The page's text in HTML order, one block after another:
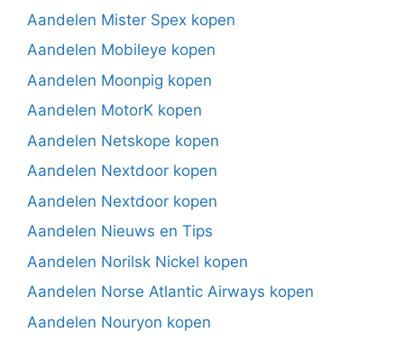
Aandelen Mister Spex kopen
Aandelen Mobileye kopen
Aandelen Moonpig kopen
Aandelen MotorK kopen
Aandelen Netskope kopen
Aandelen Nextdoor kopen
Aandelen Nextdoor kopen
Aandelen Nieuws en Tips
Aandelen Norilsk Nickel kopen
Aandelen Norse Atlantic Airways kopen
Aandelen Nouryon kopen